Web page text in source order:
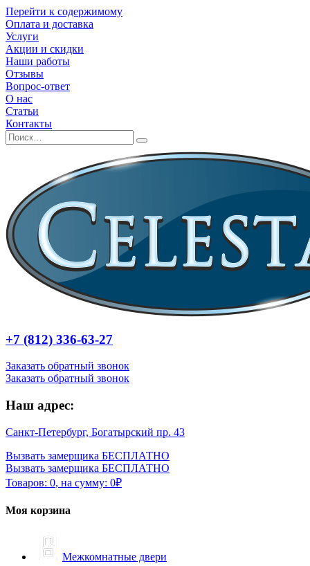
Перейти к содержимому
Оплата и доставка
Услуги
Акции и скидки
Наши работы
Отзывы
Вопрос-ответ
О нас
Статьи
Контакты
+7 (812) 336-63-27
Заказать обратный звонок
Заказать обратный звонок
Наш адрес:
Санкт-Петербург, Богатырский пр. 43
Вызвать замерщика БЕСПЛАТНО
Вызвать замерщика БЕСПЛАТНО
Товаров: 0, на сумму: 0₽
Моя корзина
Межкомнатные двери